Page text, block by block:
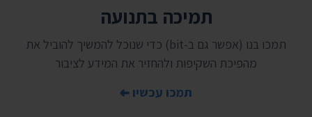
תמיכה בתנועה
תמכו בנו (אפשר גם ב-bit) כדי שנוכל להמשיך להוביל את
מהפיכת השקיפות ולהחזיר את המידע לציבור
תמכו עכשיו